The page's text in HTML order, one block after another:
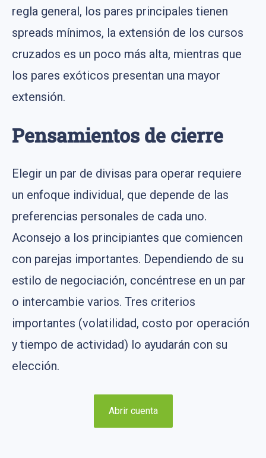
regla general, los pares principales tienen
spreads mínimos, la extensión de los cursos
cruzados es un poco más alta, mientras que
los pares exóticos presentan una mayor
extensión.
Pensamientos de cierre
Elegir un par de divisas para operar requiere
un enfoque individual, que depende de las
preferencias personales de cada uno.
Aconsejo a los principiantes que comiencen
con parejas importantes. Dependiendo de su
estilo de negociación, concéntrese en un par
o intercambie varios. Tres criterios
importantes (volatilidad, costo por operación
y tiempo de actividad) lo ayudarán con su
elección.
Abrir cuenta